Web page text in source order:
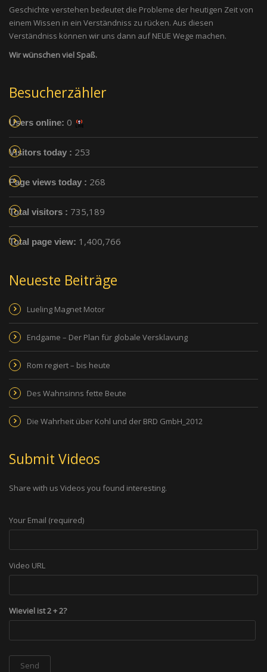
Geschichte verstehen bedeutet die Probleme der heutigen Zeit von
einem Wissen in ein Verständniss zu rücken. Aus diesen
Verständniss können wir uns dann auf NEUE Wege machen.
Wir wünschen viel Spaß.
Besucherzähler
Users online: 0
Visitors today : 253
Page views today : 268
Total visitors : 735,189
Total page view: 1,400,766
Neueste Beiträge
Lueling Magnet Motor
Endgame – Der Plan für globale Versklavung
Rom regiert – bis heute
Des Wahnsinns fette Beute
Die Wahrheit über Kohl und der BRD GmbH_2012
Submit Videos
Share with us Videos you found interesting.
Your Email (required)
Video URL
Wieviel ist 2 + 2?